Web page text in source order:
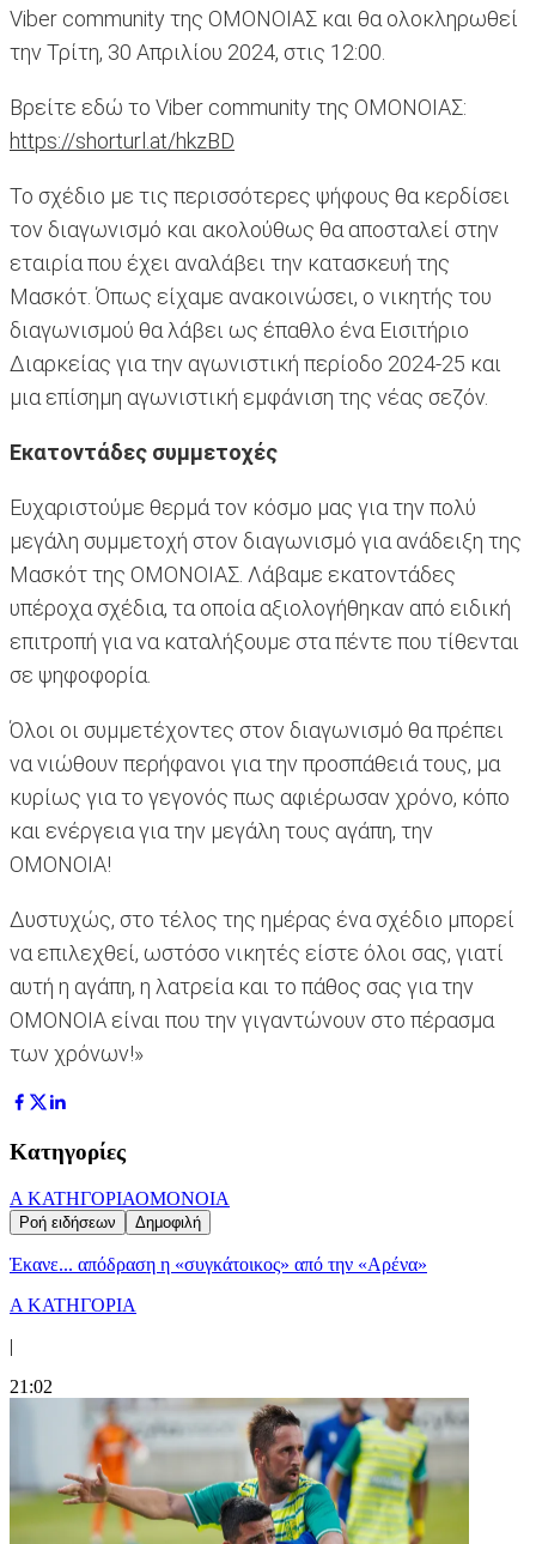
Viber community της ΟΜΟΝΟΙΑΣ και θα ολοκληρωθεί
την Τρίτη, 30 Απριλίου 2024, στις 12:00.
Βρείτε εδώ το Viber community της ΟΜΟΝΟΙΑΣ:
https://shorturl.at/hkzBD
Το σχέδιο με τις περισσότερες ψήφους θα κερδίσει
τον διαγωνισμό και ακολούθως θα αποσταλεί στην
εταιρία που έχει αναλάβει την κατασκευή της
Μασκότ. Όπως είχαμε ανακοινώσει, ο νικητής του
διαγωνισμού θα λάβει ως έπαθλο ένα Εισιτήριο
Διαρκείας για την αγωνιστική περίοδο 2024-25 και
μια επίσημη αγωνιστική εμφάνιση της νέας σεζόν.
Εκατοντάδες συμμετοχές
Ευχαριστούμε θερμά τον κόσμο μας για την πολύ
μεγάλη συμμετοχή στον διαγωνισμό για ανάδειξη της
Μασκότ της ΟΜΟΝΟΙΑΣ. Λάβαμε εκατοντάδες
υπέροχα σχέδια, τα οποία αξιολογήθηκαν από ειδική
επιτροπή για να καταλήξουμε στα πέντε που τίθενται
σε ψηφοφορία.
Όλοι οι συμμετέχοντες στον διαγωνισμό θα πρέπει
να νιώθουν περήφανοι για την προσπάθειά τους, μα
κυρίως για το γεγονός πως αφιέρωσαν χρόνο, κόπο
και ενέργεια για την μεγάλη τους αγάπη, την
ΟΜΟΝΟΙΑ!
Δυστυχώς, στο τέλος της ημέρας ένα σχέδιο μπορεί
να επιλεχθεί, ωστόσο νικητές είστε όλοι σας, γιατί
αυτή η αγάπη, η λατρεία και το πάθος σας για την
ΟΜΟΝΟΙΑ είναι που την γιγαντώνουν στο πέρασμα
των χρόνων!»
Κατηγορίες
Α ΚΑΤΗΓΟΡΙΑΟΜΟΝΟΙΑ
Ροή ειδήσεων Δημοφιλή
Έκανε... απόδραση η «συγκάτοικος» από την «Αρένα»
Α ΚΑΤΗΓΟΡΙΑ
|
21:02